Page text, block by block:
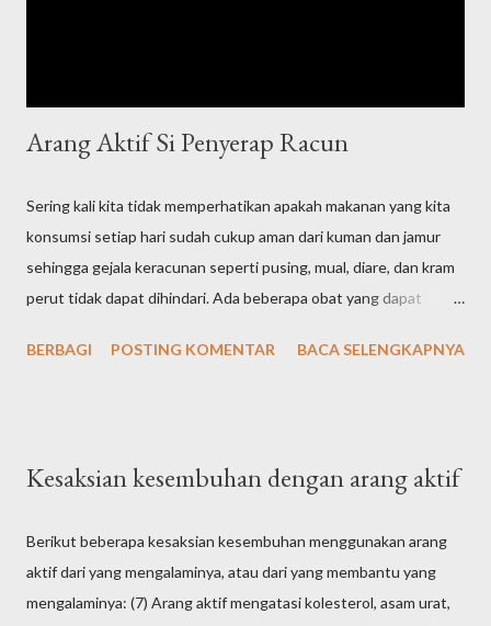
Arang Aktif Si Penyerap Racun
Sering kali kita tidak memperhatikan apakah makanan yang kita
konsumsi setiap hari sudah cukup aman dari kuman dan jamur
sehingga gejala keracunan seperti pusing, mual, diare, dan kram
perut tidak dapat dihindari. Ada beberapa obat yang dapat
diderita akibat keracunan, salah satunya adalah arang aktif atau
berupa kayu, batu bara, kulit kacang, atau serbuk gergaji yang
asam, atau dengan cara mengukusnya menggunakan uap atau
gas pada temperatur tinggi. Jika arang aktif diperiksa dibawah
Scanning Electron Microscopy , akan terlihat pori-pori dalam
BERBAGI POSTING KOMENTAR BACA SELENGKAPNYA
Kesaksian kesembuhan dengan arang aktif
Berikut beberapa kesaksian kesembuhan menggunakan arang
aktif dari yang mengalaminya, atau dari yang membantu yang
mengalaminya: (7) Arang aktif mengatasi kolesterol, asam urat,